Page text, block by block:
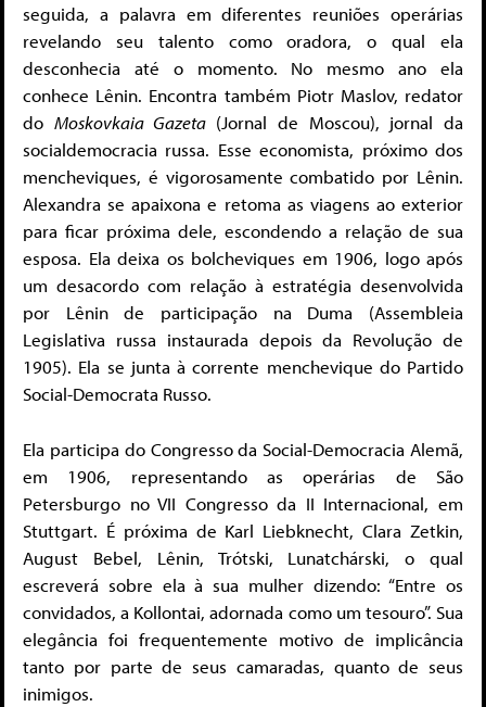
seguida, a palavra em diferentes reuniões operárias
revelando seu talento como oradora, o qual ela
desconhecia até o momento. No mesmo ano ela
conhece Lênin. Encontra também Piotr Maslov, redator
do Moskovkaia Gazeta (Jornal de Moscou), jornal da
socialdemocracia russa. Esse economista, próximo dos
mencheviques, é vigorosamente combatido por Lênin.
Alexandra se apaixona e retoma as viagens ao exterior
para ficar próxima dele, escondendo a relação de sua
esposa. Ela deixa os bolcheviques em 1906, logo após
um desacordo com relação à estratégia desenvolvida
por Lênin de participação na Duma (Assembleia
Legislativa russa instaurada depois da Revolução de
1905). Ela se junta à corrente menchevique do Partido
Social-Democrata Russo.
Ela participa do Congresso da Social-Democracia Alemã,
em 1906, representando as operárias de São
Petersburgo no VII Congresso da II Internacional, em
Stuttgart. É próxima de Karl Liebknecht, Clara Zetkin,
August Bebel, Lênin, Trótski, Lunatchárski, o qual
escreverá sobre ela à sua mulher dizendo: “Entre os
convidados, a Kollontai, adornada como um tesouro”. Sua
elegância foi frequentemente motivo de implicância
tanto por parte de seus camaradas, quanto de seus
inimigos.